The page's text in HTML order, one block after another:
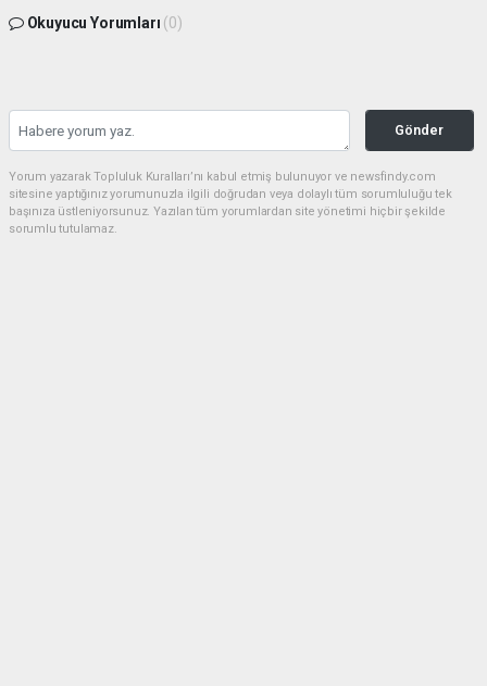
Okuyucu Yorumları (0)
Gönder
Yorum yazarak Topluluk Kuralları’nı kabul etmiş bulunuyor ve newsfindy.com
sitesine yaptığınız yorumunuzla ilgili doğrudan veya dolaylı tüm sorumluluğu tek
başınıza üstleniyorsunuz. Yazılan tüm yorumlardan site yönetimi hiçbir şekilde
sorumlu tutulamaz.